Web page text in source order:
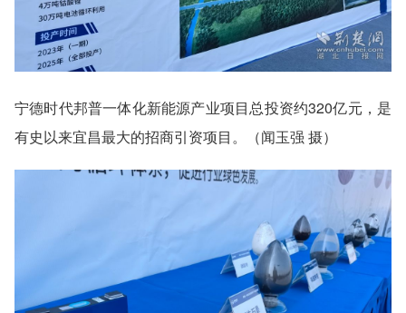
宁德时代邦普一体化新能源产业项目总投资约320亿元，是
有史以来宜昌最大的招商引资项目。（闻玉强 摄）